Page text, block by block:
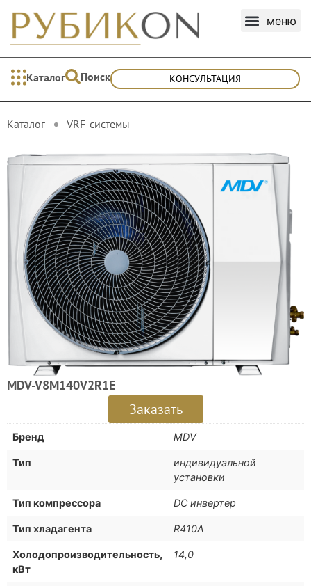
Каталог Поиск КОНСУЛЬТАЦИЯ
Каталог VRF-cистемы
MDV-V8M140V2R1E
Заказать
Бренд MDV
Тип
индивидуальной
установки
Тип компрессора DC инвертер
Тип хладагента R410A
Холодопроизводительность,
кВт
14,0